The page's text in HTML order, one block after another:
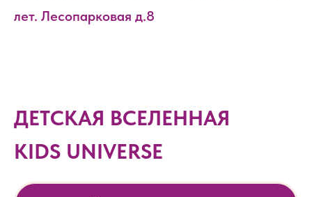
лет. Лесопарковая д.8
ДЕТСКАЯ ВСЕЛЕННАЯ
KIDS UNIVERSE